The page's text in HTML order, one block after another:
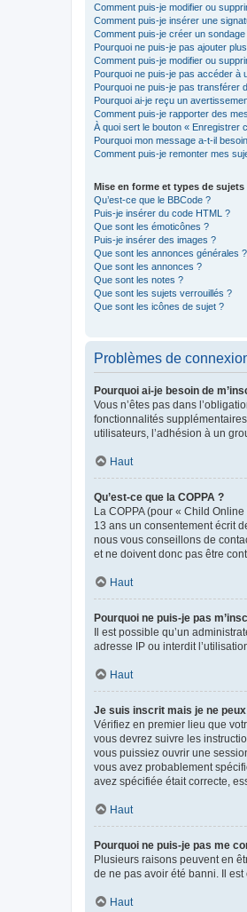
Comment puis-je modifier ou
Comment puis-je insérer une
Comment puis-je créer un sondage
Pourquoi ne puis-je pas ajouter
Comment puis-je modifier ou
Pourquoi ne puis-je pas accéder à
Pourquoi ne puis-je pas transférer
Pourquoi ai-je reçu un
Comment puis-je rapporter des
À quoi sert le bouton « Enregistrer
Pourquoi mon message a-t-il
Comment puis-je remonter mes
Mise en forme et types de sujets
Qu’est-ce que le BBCode ?
Puis-je insérer du code HTML ?
Que sont les émoticônes ?
Puis-je insérer des images ?
Que sont les annonces générales ?
Que sont les annonces ?
Que sont les notes ?
Que sont les sujets verrouillés ?
Que sont les icônes de sujet ?
Problèmes de
Pourquoi ai-je besoin de
Vous n’êtes pas dans
fonctionnalités
utilisateurs, l’adhésion à un
Haut
Qu’est-ce que la COPPA ?
La COPPA (pour « Child
13 ans un consentement écrit
nous vous conseillons de
et ne doivent donc pas être
Haut
Pourquoi ne puis-je pas
Il est possible qu’un
adresse IP ou interdit
Haut
Je suis inscrit mais je ne
Vérifiez en premier lieu que
vous devrez suivre les
vous puissiez ouvrir une
vous avez probablement
avez spécifiée était correcte,
Haut
Pourquoi ne puis-je pas me
Plusieurs raisons peuvent en
de ne pas avoir été banni. Il
Haut